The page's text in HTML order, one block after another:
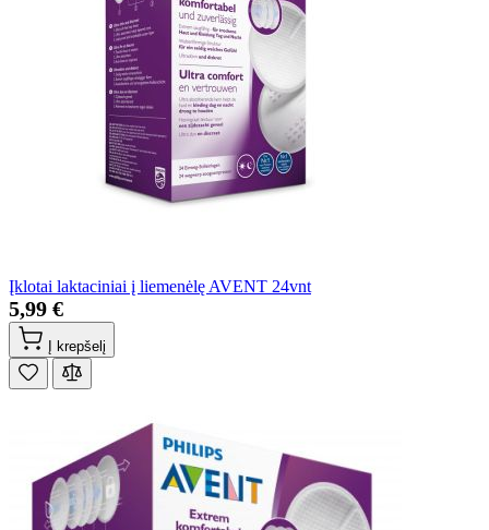
Įklotai laktaciniai į liemenėlę AVENT 24vnt
5,99 €
Į krepšelį